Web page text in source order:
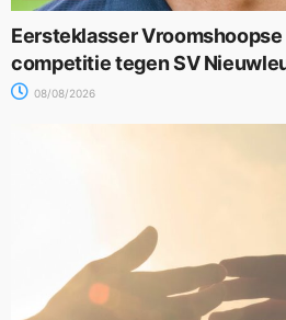
Eersteklasser
competitie tegen SV
08/08/2026